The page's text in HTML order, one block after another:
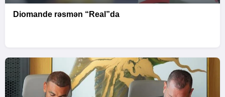
Diomande rəsmən “Real”da